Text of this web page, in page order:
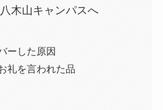
木山キャンパスへ
ーした原因
礼を言われた品